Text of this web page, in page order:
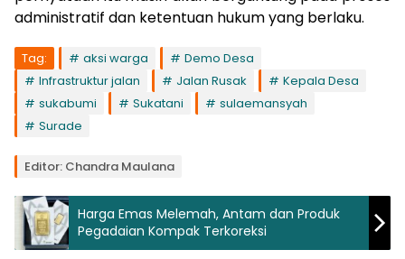
administratif dan ketentuan hukum yang berlaku.
Tag: aksi warga
Demo Desa
Infrastruktur jalan
Jalan Rusak
Kepala Desa
sukabumi
Sukatani
sulaemansyah
Surade
Editor: Chandra Maulana
Harga Emas Melemah, Antam dan Produk
Pegadaian Kompak Terkoreksi